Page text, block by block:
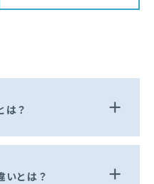
は？
いとは？